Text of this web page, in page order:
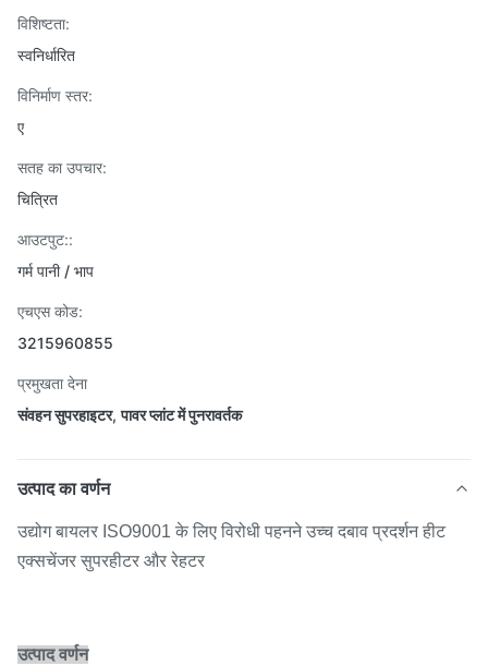
विशिष्टता:
स्वनिर्धारित
विनिर्माण स्तर:
ए
सतह का उपचार:
चित्रित
आउटपुट::
गर्म पानी / भाप
एचएस कोड:
3215960855
प्रमुखता देना
संवहन सुपरहाइटर,पावर प्लांट में पुनरावर्तक
उत्पाद का वर्णन
उद्योग बायलर ISO9001 के लिए विरोधी पहनने उच्च दबाव प्रदर्शन हीट
एक्सचेंजर सुपरहीटर और रेहटर
उत्पाद वर्णन